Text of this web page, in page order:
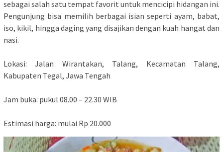
sebagai salah satu tempat favorit untuk mencicipi hidangan ini.
Pengunjung bisa memilih berbagai isian seperti ayam, babat,
iso, kikil, hingga daging yang disajikan dengan kuah hangat dan
nasi.
Lokasi: Jalan Wirantakan, Talang, Kecamatan Talang,
Kabupaten Tegal, Jawa Tengah
Jam buka: pukul 08.00 – 22.30 WIB
Estimasi harga: mulai Rp 20.000